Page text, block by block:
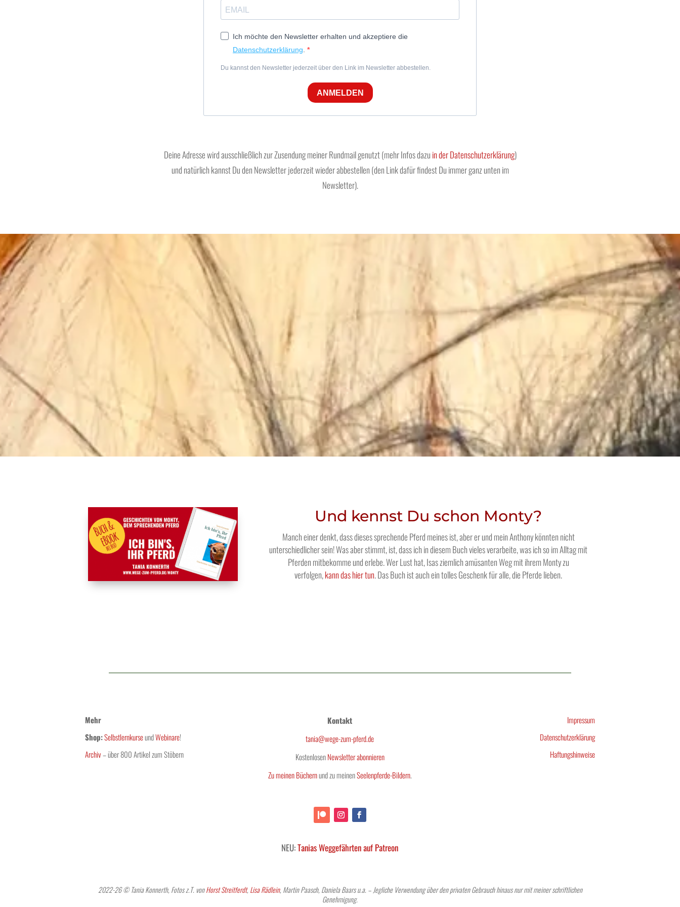
Ich möchte den Newsletter erhalten und akzeptiere die
Datenschutzerklärung.
Du kannst den Newsletter jederzeit über den Link im Newsletter abbestellen.
ANMELDEN
Deine Adresse wird ausschließlich zur Zusendung meiner Rundmail genutzt (mehr Infos dazu in der Datenschutzerklärung)
und natürlich kannst Du den Newsletter jederzeit wieder abbestellen (den Link dafür findest Du immer ganz unten im
Newsletter).
Und kennst Du schon Monty?
Manch einer denkt, dass dieses sprechende Pferd meines ist, aber er und mein Anthony könnten nicht
unterschiedlicher sein! Was aber stimmt, ist, dass ich in diesem Buch vieles verarbeite, was ich so im Alltag mit
Pferden mitbekomme und erlebe. Wer Lust hat, Isas ziemlich amüsanten Weg mit ihrem Monty zu
verfolgen,kann das hier tun. Das Buch ist auch ein tolles Geschenk für alle, die Pferde lieben.
Mehr
Shop:SelbstlernkurseundWebinare!
Archiv– über 800 Artikel zum Stöbern
Kontakt
tania@wege-zum-pferd.de
KostenlosenNewsletter abonnieren
Zu meinen Büchernund zu meinenSeelenpferde-Bildern.
NEU:Tanias Weggefährten auf Patreon
Impressum
Datenschutzerklärung
Haftungshinweise
2022-26 © Tania Konnerth, Fotos z.T. vonHorst Streitferdt, Lisa Rädlein, Martin Paasch, Daniela Baars u.a. – Jegliche Verwendung über den privaten Gebrauch hinaus nur mit meiner schriftlichen
Genehmigung.